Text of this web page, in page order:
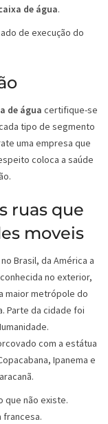
de água.
de execução do
de água certifique-se
tipo de segmento
uma empresa que
coloca a saúde
ruas que
moveis
Brasil, da América a
no exterior,
maior metrópole do
Parte da cidade foi
com a estátua
Ipanema e
que não existe.
francesa.